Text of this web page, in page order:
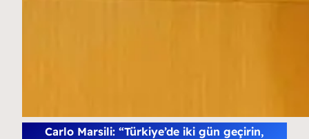
Carlo Marsili: “Türkiye’de iki gün geçirin,